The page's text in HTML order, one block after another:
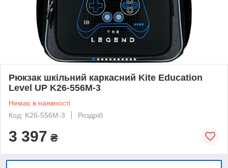
Рюкзак шкільний каркасний Kite Education
Level UP K26-556M-3
Немає в наявності
Код: K26-556M-3
Роздріб
3 397 ₴